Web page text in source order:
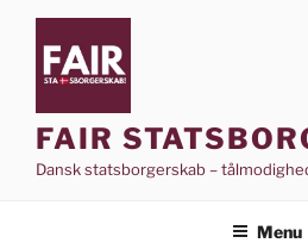
Videre
indhold
FAIR
Dansk statsborgerskab –
Menu